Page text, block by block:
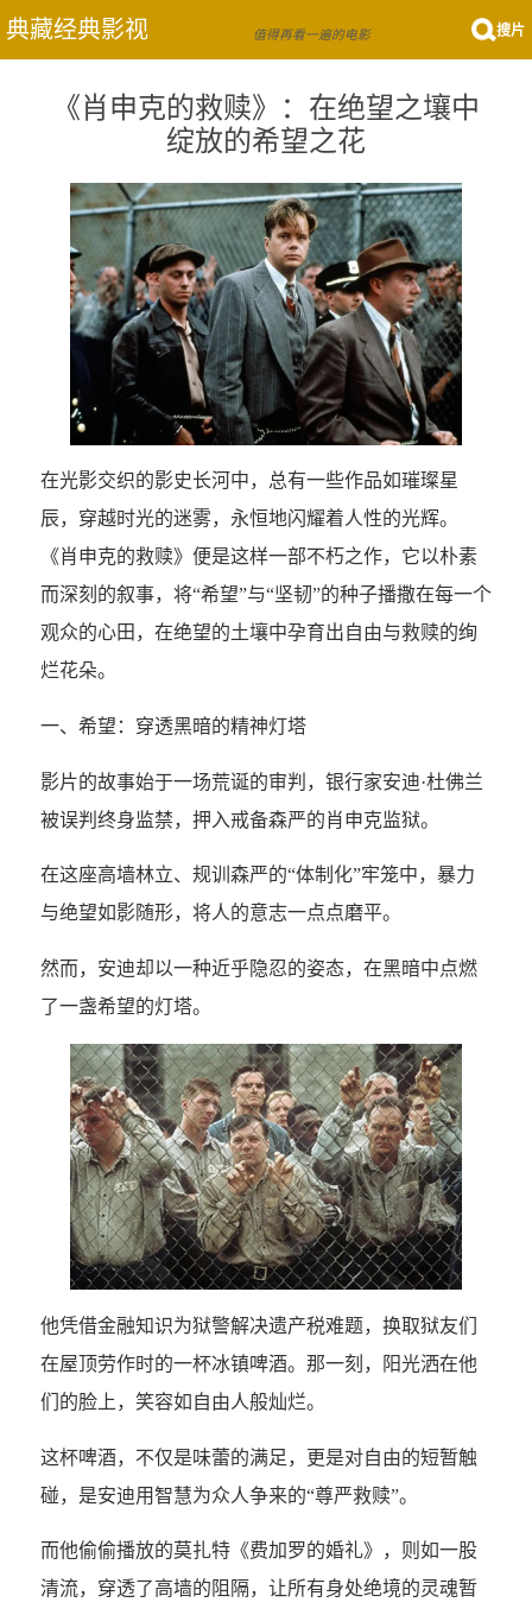
典藏经典影视 值得再看一遍的电影 搜片
《肖申克的救赎》：在绝望之壤中
绽放的希望之花
在光影交织的影史长河中，总有一些作品如璀璨星
辰，穿越时光的迷雾，永恒地闪耀着人性的光辉。
《肖申克的救赎》便是这样一部不朽之作，它以朴素
而深刻的叙事，将“希望”与“坚韧”的种子播撒在每一个
观众的心田，在绝望的土壤中孕育出自由与救赎的绚
烂花朵。
一、希望：穿透黑暗的精神灯塔
影片的故事始于一场荒诞的审判，银行家安迪·杜佛兰
被误判终身监禁，押入戒备森严的肖申克监狱。
在这座高墙林立、规训森严的“体制化”牢笼中，暴力
与绝望如影随形，将人的意志一点点磨平。
然而，安迪却以一种近乎隐忍的姿态，在黑暗中点燃
了一盏希望的灯塔。
他凭借金融知识为狱警解决遗产税难题，换取狱友们
在屋顶劳作时的一杯冰镇啤酒。那一刻，阳光洒在他
们的脸上，笑容如自由人般灿烂。
这杯啤酒，不仅是味蕾的满足，更是对自由的短暂触
碰，是安迪用智慧为众人争来的“尊严救赎”。
而他偷偷播放的莫扎特《费加罗的婚礼》，则如一股
清流，穿透了高墙的阻隔，让所有身处绝境的灵魂暂